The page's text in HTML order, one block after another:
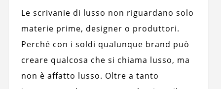
Le scrivanie di lusso non riguardano solo
materie prime, designer o produttori.
Perché con i soldi qualunque brand può
creare qualcosa che si chiama lusso, ma
non è affatto lusso. Oltre a tanto